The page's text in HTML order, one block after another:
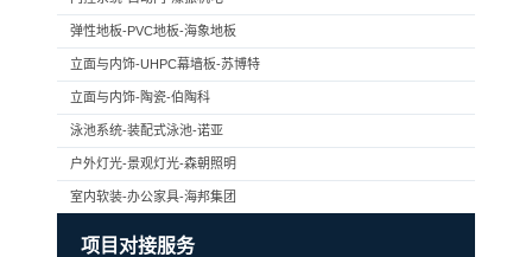
弹性地板-PVC地板-海象地板
立面与内饰-UHPC幕墙板-苏博特
立面与内饰-陶瓷-伯陶科
泳池系统-装配式泳池-诺亚
户外灯光-景观灯光-森朝照明
室内软装-办公家具-海邦集团
项目对接服务